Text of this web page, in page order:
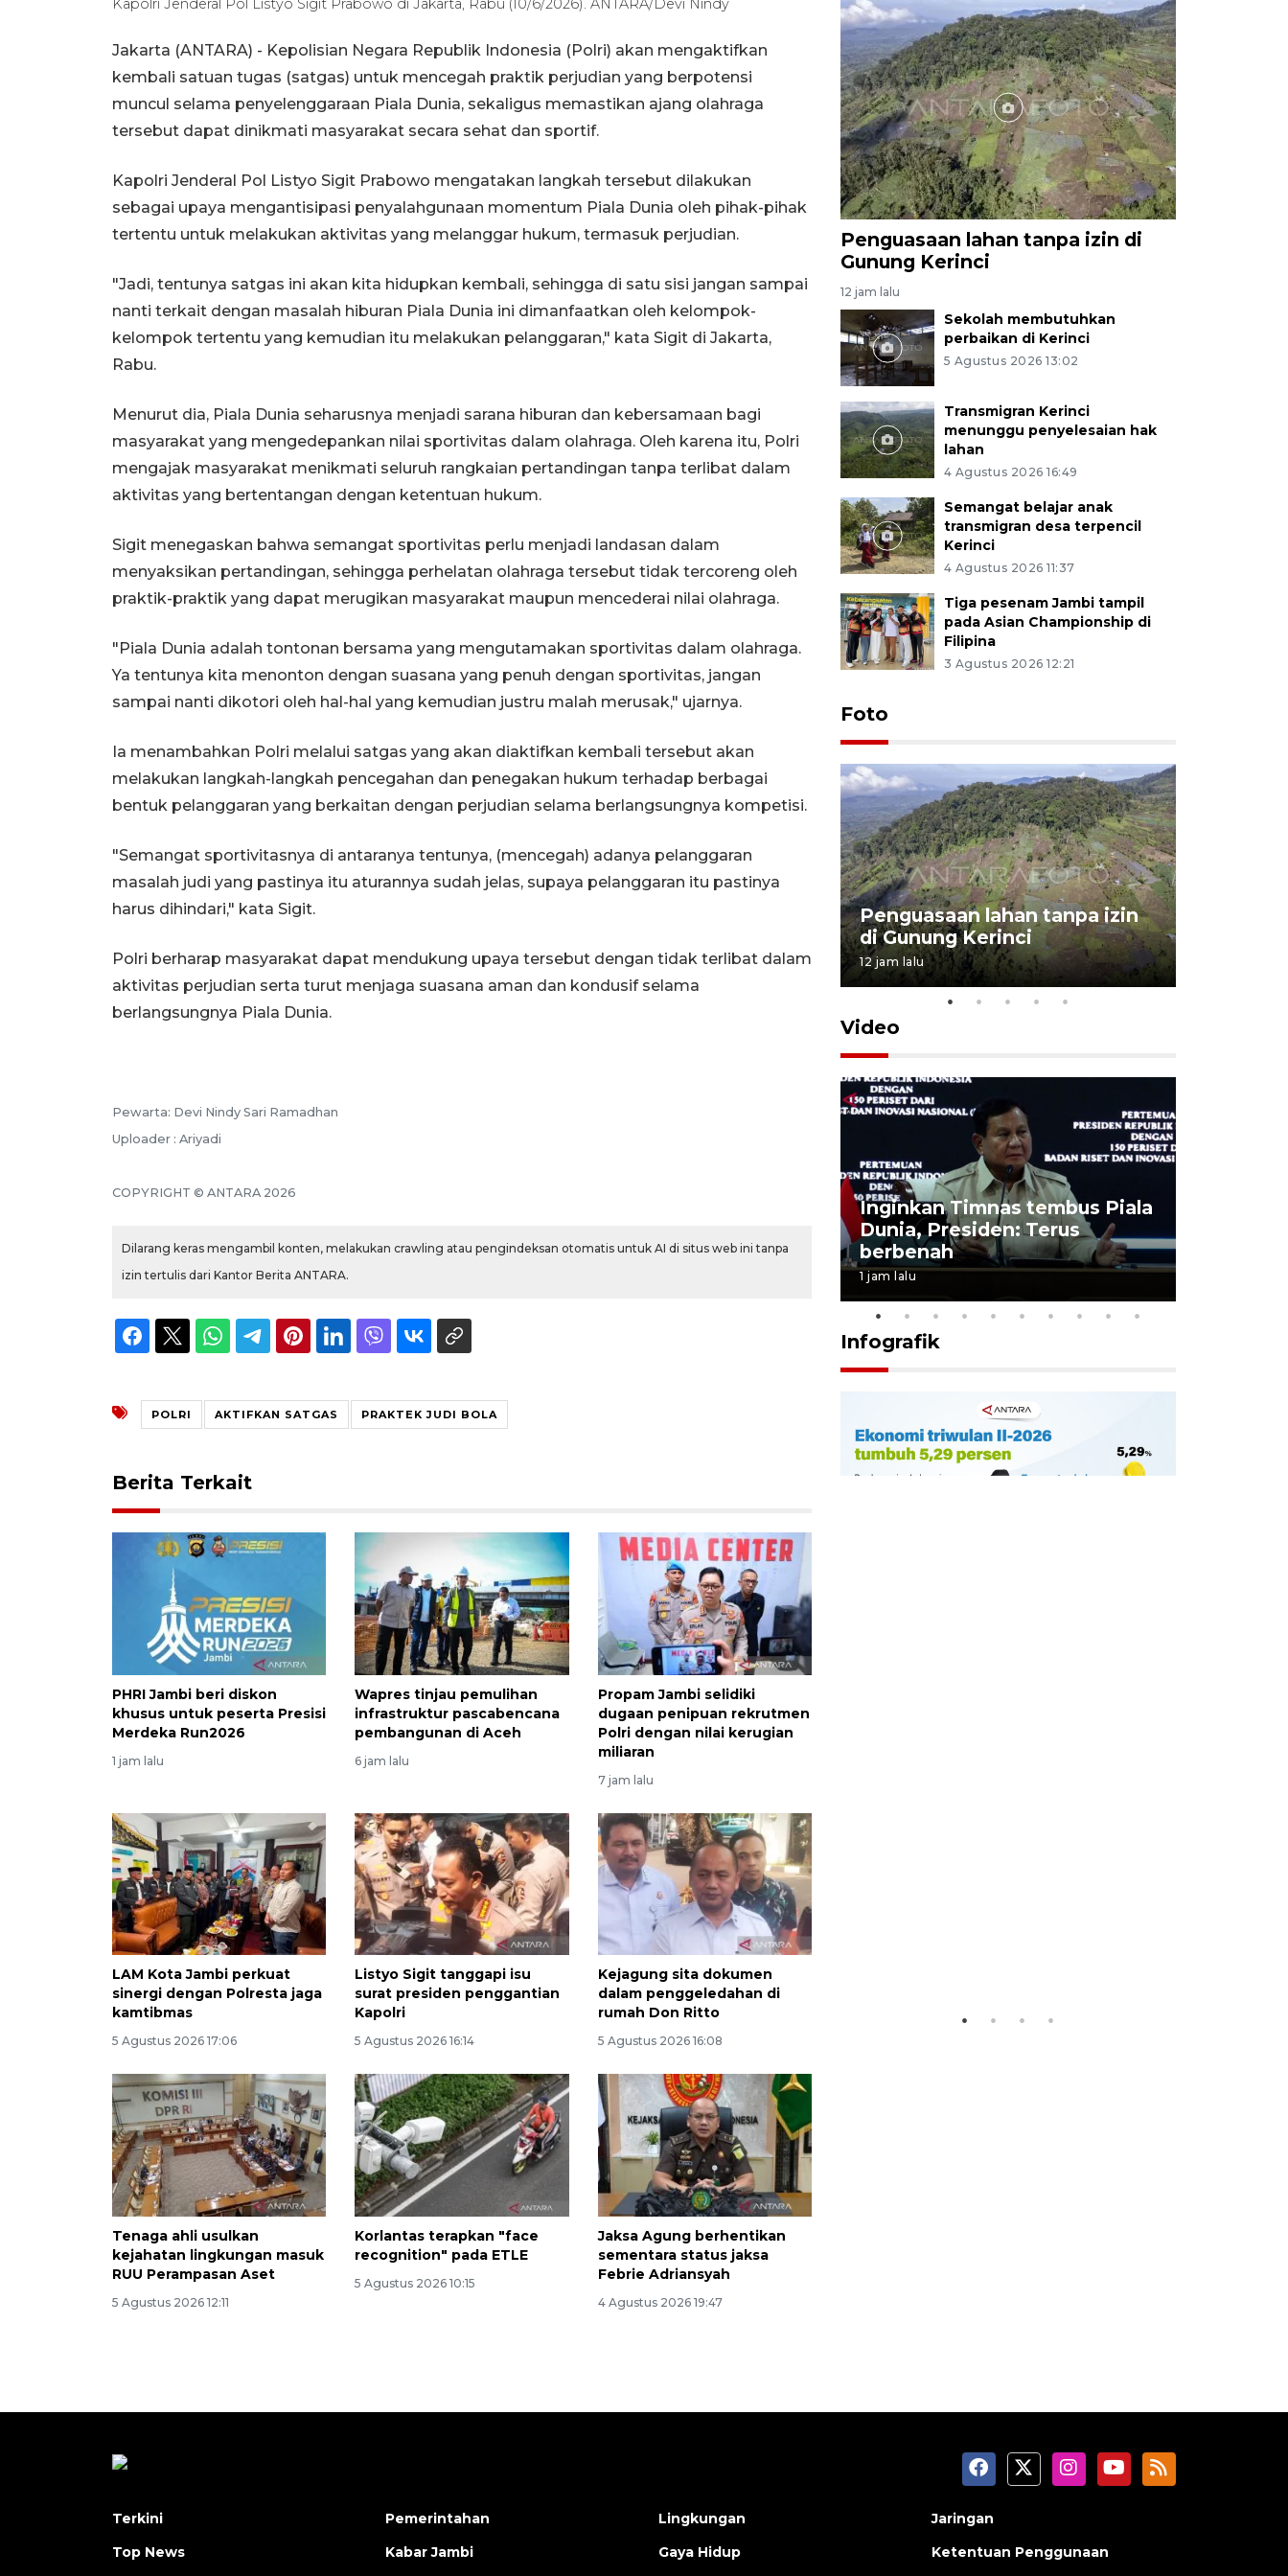
Kapolri Jenderal Pol Listyo Sigit Prabowo di Jakarta, Rabu (10/6/2026). ANTARA/Devi Nindy
Jakarta (ANTARA) - Kepolisian Negara Republik Indonesia (Polri) akan mengaktifkan
kembali satuan tugas (satgas) untuk mencegah praktik perjudian yang berpotensi
muncul selama penyelenggaraan Piala Dunia, sekaligus memastikan ajang olahraga
tersebut dapat dinikmati masyarakat secara sehat dan sportif.
Kapolri Jenderal Pol Listyo Sigit Prabowo mengatakan langkah tersebut dilakukan
sebagai upaya mengantisipasi penyalahgunaan momentum Piala Dunia oleh pihak-pihak
tertentu untuk melakukan aktivitas yang melanggar hukum, termasuk perjudian.
"Jadi, tentunya satgas ini akan kita hidupkan kembali, sehingga di satu sisi jangan sampai
nanti terkait dengan masalah hiburan Piala Dunia ini dimanfaatkan oleh kelompok-
kelompok tertentu yang kemudian itu melakukan pelanggaran," kata Sigit di Jakarta,
Rabu.
Menurut dia, Piala Dunia seharusnya menjadi sarana hiburan dan kebersamaan bagi
masyarakat yang mengedepankan nilai sportivitas dalam olahraga. Oleh karena itu, Polri
mengajak masyarakat menikmati seluruh rangkaian pertandingan tanpa terlibat dalam
aktivitas yang bertentangan dengan ketentuan hukum.
Sigit menegaskan bahwa semangat sportivitas perlu menjadi landasan dalam
menyaksikan pertandingan, sehingga perhelatan olahraga tersebut tidak tercoreng oleh
praktik-praktik yang dapat merugikan masyarakat maupun mencederai nilai olahraga.
"Piala Dunia adalah tontonan bersama yang mengutamakan sportivitas dalam olahraga.
Ya tentunya kita menonton dengan suasana yang penuh dengan sportivitas, jangan
sampai nanti dikotori oleh hal-hal yang kemudian justru malah merusak," ujarnya.
Ia menambahkan Polri melalui satgas yang akan diaktifkan kembali tersebut akan
melakukan langkah-langkah pencegahan dan penegakan hukum terhadap berbagai
bentuk pelanggaran yang berkaitan dengan perjudian selama berlangsungnya kompetisi.
"Semangat sportivitasnya di antaranya tentunya, (mencegah) adanya pelanggaran
masalah judi yang pastinya itu aturannya sudah jelas, supaya pelanggaran itu pastinya
harus dihindari," kata Sigit.
Polri berharap masyarakat dapat mendukung upaya tersebut dengan tidak terlibat dalam
aktivitas perjudian serta turut menjaga suasana aman dan kondusif selama
berlangsungnya Piala Dunia.
Pewarta: Devi Nindy Sari Ramadhan
Uploader : Ariyadi
COPYRIGHT © ANTARA 2026
Dilarang keras mengambil konten, melakukan crawling atau pengindeksan otomatis untuk AI di situs web ini tanpa
izin tertulis dari Kantor Berita ANTARA.
POLRI AKTIFKAN SATGAS PRAKTEK JUDI BOLA
Berita Terkait
PHRI Jambi beri diskon
khusus untuk peserta Presisi
Merdeka Run2026
1 jam lalu
Wapres tinjau pemulihan
infrastruktur pascabencana
pembangunan di Aceh
6 jam lalu
Propam Jambi selidiki
dugaan penipuan rekrutmen
Polri dengan nilai kerugian
miliaran
7 jam lalu
LAM Kota Jambi perkuat
sinergi dengan Polresta jaga
kamtibmas
5 Agustus 2026 17:06
Listyo Sigit tanggapi isu
surat presiden penggantian
Kapolri
5 Agustus 2026 16:14
Kejagung sita dokumen
dalam penggeledahan di
rumah Don Ritto
5 Agustus 2026 16:08
Tenaga ahli usulkan
kejahatan lingkungan masuk
RUU Perampasan Aset
5 Agustus 2026 12:11
Korlantas terapkan "face
recognition" pada ETLE
5 Agustus 2026 10:15
Jaksa Agung berhentikan
sementara status jaksa
Febrie Adriansyah
4 Agustus 2026 19:47
Penguasaan lahan tanpa izin di
Gunung Kerinci
12 jam lalu
Sekolah membutuhkan
perbaikan di Kerinci
5 Agustus 2026 13:02
Transmigran Kerinci
menunggu penyelesaian hak
lahan
4 Agustus 2026 16:49
Semangat belajar anak
transmigran desa terpencil
Kerinci
4 Agustus 2026 11:37
Tiga pesenam Jambi tampil
pada Asian Championship di
Filipina
3 Agustus 2026 12:21
Foto
3 Agustus 2026 10:57
Penguasaan lahan tanpa izin
di Gunung Kerinci
12 jam lalu
Video
di Istana
Inginkan Timnas tembus Piala
Dunia, Presiden: Terus
berbenah
1 jam lalu
Infografik
Memberantas kejahatan
jalanan Jakarta
2026-08-05 18:00:00
Terkini
Top News
Pemerintahan
Kabar Jambi
Lingkungan
Gaya Hidup
Jaringan
Ketentuan Penggunaan